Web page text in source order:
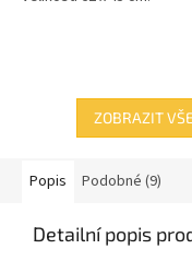
ZOBRAZIT
Popis Podobné (9)
Detailní popis